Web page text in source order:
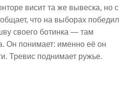
висит та же вывеска, но с
что на выборах победил
своего ботинка — там
Он понимает: именно её он
Тревис поднимает ружье.